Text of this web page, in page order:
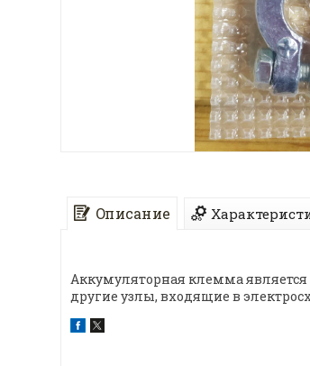
Описание
Аккумуляторная клемма является
другие узлы, входящие в